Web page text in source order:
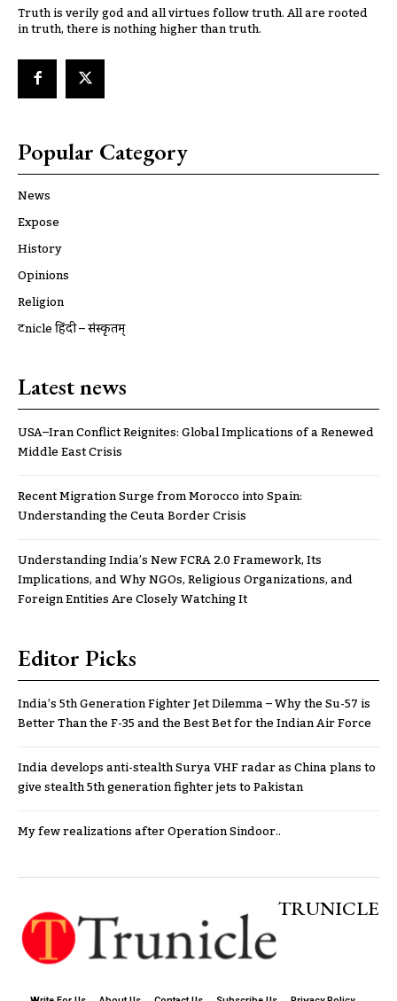
Truth is verily god and all virtues follow truth. All are rooted
in truth, there is nothing higher than truth.
Popular Category
News
Expose
History
Opinions
Religion
ट्रूnicle हिंदी – संस्कृतम्
Latest news
USA–Iran Conflict Reignites: Global Implications of a Renewed
Middle East Crisis
Recent Migration Surge from Morocco into Spain:
Understanding the Ceuta Border Crisis
Understanding India’s New FCRA 2.0 Framework, Its
Implications, and Why NGOs, Religious Organizations, and
Foreign Entities Are Closely Watching It
Editor Picks
India’s 5th Generation Fighter Jet Dilemma – Why the Su-57 is
Better Than the F-35 and the Best Bet for the Indian Air Force
India develops anti-stealth Surya VHF radar as China plans to
give stealth 5th generation fighter jets to Pakistan
My few realizations after Operation Sindoor..
TRUNICLE